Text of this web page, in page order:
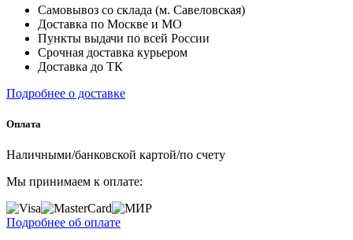
Самовывоз со склада (м. Савеловская)
Доставка по Москве и МО
Пункты выдачи по всей России
Срочная доставка курьером
Доставка до ТК
Подробнее о доставке
Оплата
Наличными/банковской картой/по счету
Мы принимаем к оплате:
Подробнее об оплате